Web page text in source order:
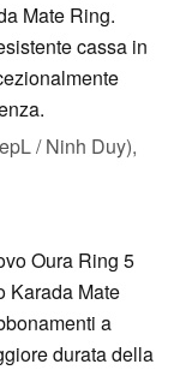
Mate Ring.
cassa in
/ Ninh Duy),
Oura Ring 5
Karada Mate
a
durata della